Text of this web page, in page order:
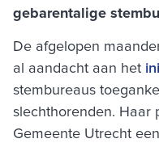
gebarentalige
De afgelopen
al aandacht aan het
stembureaus
slechthorenden. Haar
Gemeente Utrecht